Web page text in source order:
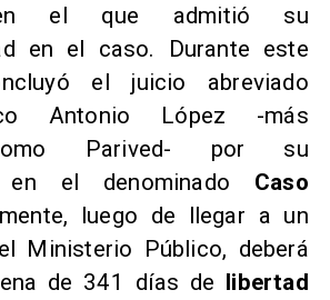
el que admitió su
en el caso. Durante este
el juicio abreviado
Antonio López -más
Parived- por su
en el denominado Caso
luego de llegar a un
Ministerio Público, deberá
de 341 días de libertad